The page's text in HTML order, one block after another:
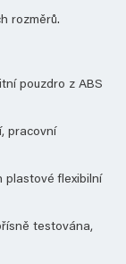
rozměrů.
pouzdro z ABS
pracovní
plastové flexibilní
testována,